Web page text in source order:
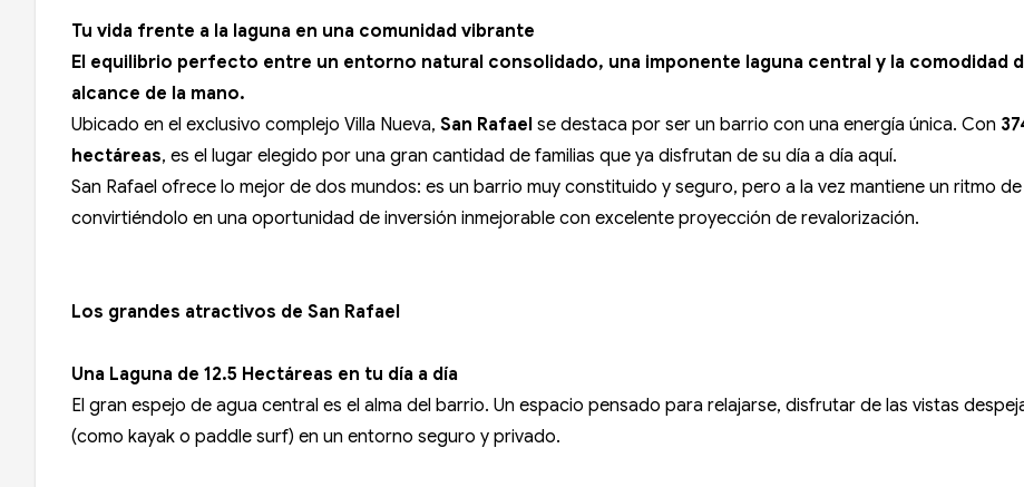
Tu vida frente a la laguna en una comunidad vibrante
El equilibrio perfecto entre un entorno natural consolidado, una imponente laguna central y la comodidad
alcance de la mano.
Ubicado en el exclusivo complejo Villa Nueva, San Rafael se destaca por ser un barrio con una energía única. Con
hectáreas, es el lugar elegido por una gran cantidad de familias que ya disfrutan de su día a día aquí.
San Rafael ofrece lo mejor de dos mundos: es un barrio muy constituido y seguro, pero a la vez mantiene un ritmo
convirtiéndolo en una oportunidad de inversión inmejorable con excelente proyección de revalorización.
Los grandes atractivos de San Rafael
Una Laguna de 12.5 Hectáreas en tu día a día
El gran espejo de agua central es el alma del barrio. Un espacio pensado para relajarse, disfrutar de las vistas
(como kayak o paddle surf) en un entorno seguro y privado.